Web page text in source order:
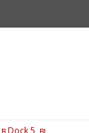
Dock 5, вижте